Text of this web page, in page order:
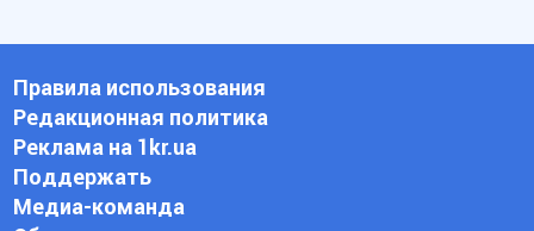
Правила использования
Редакционная политика
Реклама на 1kr.ua
Поддержать
Медиа-команда